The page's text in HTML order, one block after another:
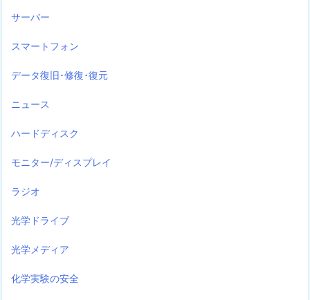
サーバー
スマートフォン
データ復旧･修復･復元
ニュース
ハードディスク
モニター/ディスプレイ
ラジオ
光学ドライブ
光学メディア
化学実験の安全